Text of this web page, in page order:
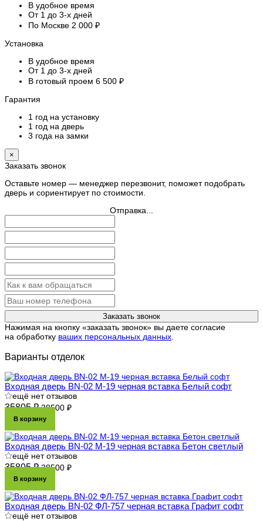
В удобное время
От 1 до 3-х дней
По Москве 2 000 ₽
Установка
В удобное время
От 1 до 3-х дней
В готовый проем 6 500 ₽
Гарантия
1 год на установку
1 год на дверь
3 года на замки
×
Заказать звонок
Оставьте номер — менеджер перезвонит, поможет подобрать
дверь и сориентирует по стоимости.
Отправка...
Заказать звонок
Нажимая на кнопку «заказать звонок» вы даете согласие
на обработку ваших персональных данных
Варианты отделок
Входная дверь BN-02 М-19 черная вставка Белый софт
ещё нет отзывов
35805 ₽ 38500 ₽
В корзину
Входная дверь BN-02 М-19 черная вставка Бетон светлый
ещё нет отзывов
35805 ₽ 38500 ₽
В корзину
Входная дверь BN-02 ФЛ-757 черная вставка Графит софт
ещё нет отзывов